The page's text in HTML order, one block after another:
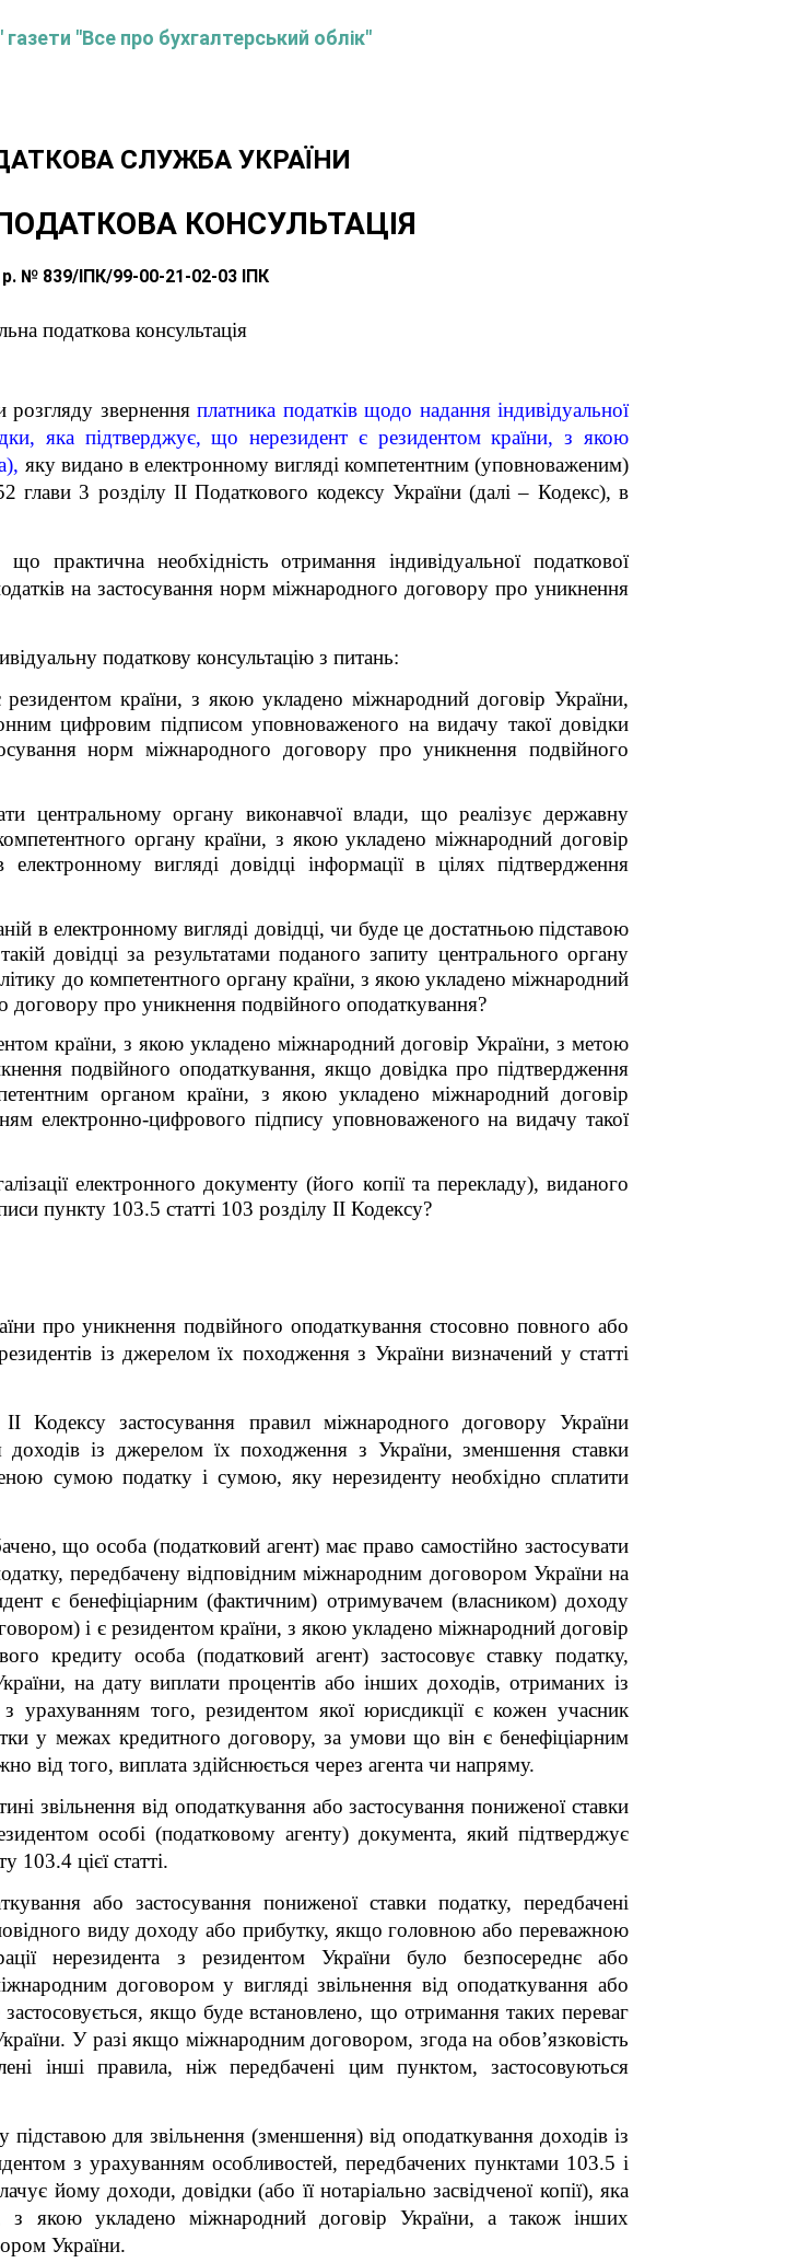
"Все про бухгалтерський облік"
СЛУЖБА УКРАЇНИ
КОНСУЛЬТАЦІЯ
р. № 839/ІПК/99-00-21-02-03 ІПК
податкова консультація
розгляду звернення платника податків щодо надання індивідуальної
яка підтверджує, що нерезидент є резидентом країни, з якою
яку видано в електронному вигляді компетентним (уповноваженим)
глави 3 розділу ІІ Податкового кодексу України (далі – Кодекс), в
практична необхідність отримання індивідуальної податкової
на застосування норм міжнародного договору про уникнення
податкову консультацію з питань:
країни, з якою укладено міжнародний договір України,
цифровим підписом уповноваженого на видачу такої довідки
норм міжнародного договору про уникнення подвійного
центральному органу виконавчої влади, що реалізує державну
органу країни, з якою укладено міжнародний договір
вигляді довідці інформації в цілях підтвердження
в електронному вигляді довідці, чи буде це достатньою підставою
довідці за результатами поданого запиту центрального органу
до компетентного органу країни, з якою укладено міжнародний
договору про уникнення подвійного оподаткування?
країни, з якою укладено міжнародний договір України, з метою
подвійного оподаткування, якщо довідка про підтвердження
органом країни, з якою укладено міжнародний договір
електронно-цифрового підпису уповноваженого на видачу такої
електронного документу (його копії та перекладу), виданого
пункту 103.5 статті 103 розділу II Кодексу?
про уникнення подвійного оподаткування стосовно повного або
із джерелом їх походження з України визначений у статті
Кодексу застосування правил міжнародного договору України
доходів із джерелом їх походження з України, зменшення ставки
сумою податку і сумою, яку нерезиденту необхідно сплатити
що особа (податковий агент) має право самостійно застосувати
передбачену відповідним міжнародним договором України на
є бенефіціарним (фактичним) отримувачем (власником) доходу
і є резидентом країни, з якою укладено міжнародний договір
кредиту особа (податковий агент) застосовує ставку податку,
на дату виплати процентів або інших доходів, отриманих із
урахуванням того, резидентом якої юрисдикції є кожен учасник
у межах кредитного договору, за умови що він є бенефіціарним
від того, виплата здійснюється через агента чи напряму.
звільнення від оподаткування або застосування пониженої ставки
особі (податковому агенту) документа, який підтверджує
103.4 цієї статті.
або застосування пониженої ставки податку, передбачені
виду доходу або прибутку, якщо головною або переважною
нерезидента з резидентом України було безпосереднє або
договором у вигляді звільнення від оподаткування або
якщо буде встановлено, що отримання таких переваг
У разі якщо міжнародним договором, згода на обов’язковість
інші правила, ніж передбачені цим пунктом, застосовуються
для звільнення (зменшення) від оподаткування доходів із
з урахуванням особливостей, передбачених пунктами 103.5 і
йому доходи, довідки (або її нотаріально засвідченої копії), яка
з якою укладено міжнародний договір України, а також інших
України.